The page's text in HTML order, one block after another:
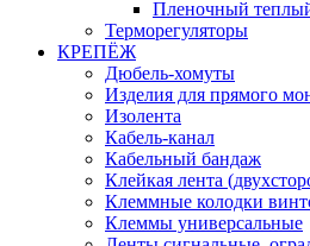
Пленочный
Терморегуляторы
КРЕПЁЖ
Дюбель-хомуты
Изделия для прямого
Изолента
Кабель-канал
Кабельный бандаж
Клейкая лента
Клеммные колодки
Клеммы универсальные